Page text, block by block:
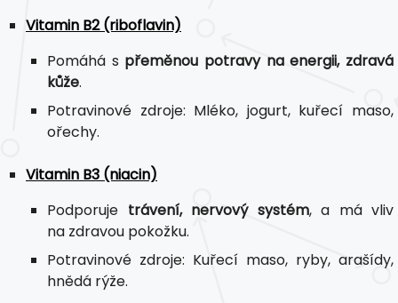
Vitamin B2 (riboflavin)
Pomáhá s přeměnou potravy na energii, zdravá
kůže.
Potravinové zdroje: Mléko, jogurt, kuřecí maso,
ořechy.
Vitamin B3 (niacin)
Podporuje trávení, nervový systém, a má vliv
na zdravou pokožku.
Potravinové zdroje: Kuřecí maso, ryby, arašídy,
hnědá rýže.